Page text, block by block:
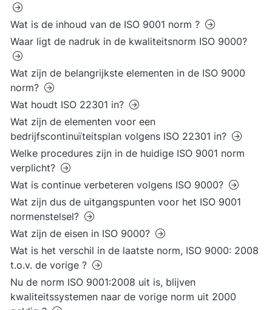
Wat is de inhoud van de ISO 9001 norm ?
Waar ligt de nadruk in de kwaliteitsnorm ISO 9000?
Wat zijn de belangrijkste elementen in de ISO 9000
norm?
Wat houdt ISO 22301 in?
Wat zijn de elementen voor een
bedrijfscontinuïteitsplan volgens ISO 22301 in?
Welke procedures zijn in de huidige ISO 9001 norm
verplicht?
Wat is continue verbeteren volgens ISO 9000?
Wat zijn dus de uitgangspunten voor het ISO 9001
normenstelsel?
Wat zijn de eisen in ISO 9000?
Wat is het verschil in de laatste norm, ISO 9000: 2008
t.o.v. de vorige ?
Nu de norm ISO 9001:2008 uit is, blijven
kwaliteitssystemen naar de vorige norm uit 2000